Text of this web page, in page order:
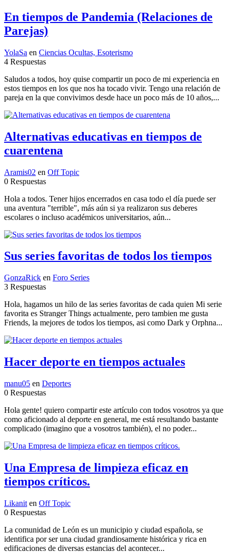
En tiempos de Pandemia (Relaciones de
Parejas)
YolaSa en Ciencias Ocultas, Esoterismo
4 Respuestas
Saludos a todos, hoy quise compartir un poco de mi experiencia en
estos tiempos en los que nos ha tocado vivir. Tengo una relación de
pareja en la que convivimos desde hace un poco más de 10 años,...
Alternativas educativas en tiempos de
cuarentena
Aramis02 en Off Topic
0 Respuestas
Hola a todos. Tener hijos encerrados en casa todo el día puede ser
una aventura "terrible", más aún si ya realizaron sus deberes
escolares o incluso académicos universitarios, aún...
Sus series favoritas de todos los tiempos
GonzaRick en Foro Series
3 Respuestas
Hola, hagamos un hilo de las series favoritas de cada quien Mi serie
favorita es Stranger Things actualmente, pero tambien me gusta
Friends, la mejores de todos los tiempos, asi como Dark y Orphna...
Hacer deporte en tiempos actuales
manu05 en Deportes
0 Respuestas
Hola gente! quiero compartir este artículo con todos vosotros ya que
como aficionado al deporte en general, me está resultando bastante
complicado (imagino que a vosotros también), el no poder...
Una Empresa de limpieza eficaz en
tiempos críticos.
Likanit en Off Topic
0 Respuestas
La comunidad de León es un municipio y ciudad española, se
identifica por ser una ciudad grandiosamente histórica y rica en
edificaciones de diversas estancias del acontecer...